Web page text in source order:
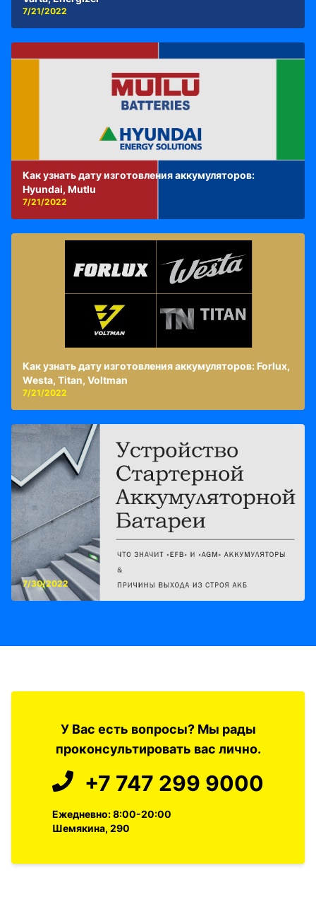
7/21/2022
Как узнать дату изготовления аккумуляторов:
Hyundai, Mutlu
7/21/2022
Как узнать дату изготовления аккумуляторов: Forlux,
Westa, Titan, Voltman
7/21/2022
7/30/2022
У Вас есть вопросы? Мы рады
проконсультировать вас лично.
+7 747 299 9000
Ежедневно: 8:00-20:00
Шемякина, 290